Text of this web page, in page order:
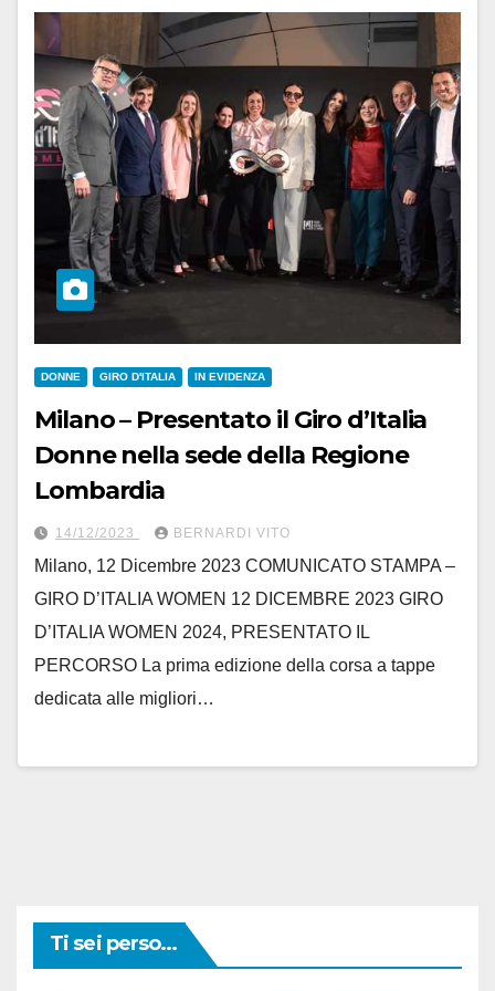
DONNE GIRO D'ITALIA IN EVIDENZA
Milano – Presentato il Giro d’Italia
Donne nella sede della Regione
Lombardia
14/12/2023 BERNARDI VITO
Milano, 12 Dicembre 2023 COMUNICATO STAMPA –
GIRO D’ITALIA WOMEN 12 DICEMBRE 2023 GIRO
D’ITALIA WOMEN 2024, PRESENTATO IL
PERCORSO La prima edizione della corsa a tappe
dedicata alle migliori…
Ti sei perso...